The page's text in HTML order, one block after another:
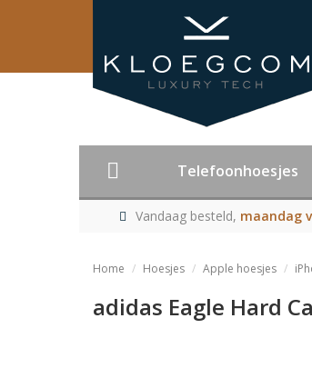
Telefoonhoesjes
Vandaag besteld, maandag
Home Hoesjes Apple hoesjes
adidas Eagle Hard